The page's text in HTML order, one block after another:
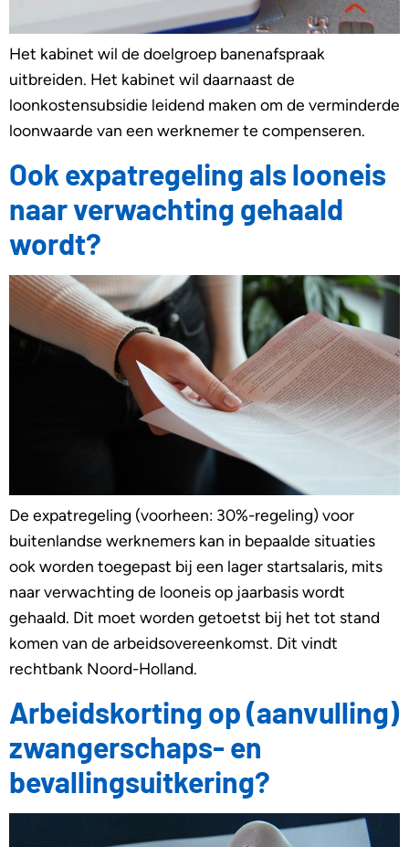
Het kabinet wil de doelgroep banenafspraak
uitbreiden. Het kabinet wil daarnaast de
loonkostensubsidie leidend maken om de verminderde
loonwaarde van een werknemer te compenseren.
Ook expatregeling als looneis
naar verwachting gehaald
wordt?
De expatregeling (voorheen: 30%-regeling) voor
buitenlandse werknemers kan in bepaalde situaties
ook worden toegepast bij een lager startsalaris, mits
naar verwachting de looneis op jaarbasis wordt
gehaald. Dit moet worden getoetst bij het tot stand
komen van de arbeidsovereenkomst. Dit vindt
rechtbank Noord-Holland.
Arbeidskorting op (aanvulling)
zwangerschaps- en
bevallingsuitkering?